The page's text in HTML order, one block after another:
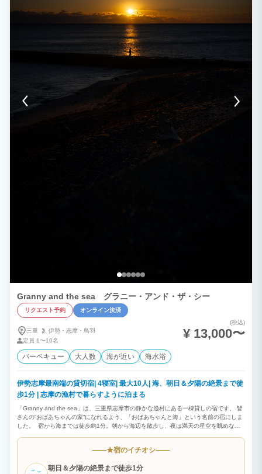
Granny and the sea グラニー・アンド・ザ・シー
リクエスト予約 オンライン決済
三重 伊勢・ 志摩・ 鳥羽
定員 1〜10名
(税込)
¥ 13,000〜
バーベキュー 大人数 海が近い 海水浴
伊勢志摩最南端の貸切宿| 4寝室| 最大10人| 海、朝日＆夕陽の絶景まで徒
歩1分 | 志摩の漁村で暮らすように泊まる
「Granny and the sea」は、三重県志摩市の静かな漁村にある一棟貸しの宿です。 皆
さんの“おばあちゃんの家”になれるよう、「おばあちゃんと海」という名前の宿にしま
した。 宿から海までは徒歩約1分。朝から海辺を散歩し、夜は満天の星空を眺めなが
ご友人とくつろいでいただけます。 宿の周辺には昔ながらの漁村の風景が広がり、観
新鮮な魚介類を買い、みんなで料理を楽しむのもおすすめです。 最大10名様まで宿泊
★宿のイチオシ
朝日＆夕陽の絶景まで徒歩1分